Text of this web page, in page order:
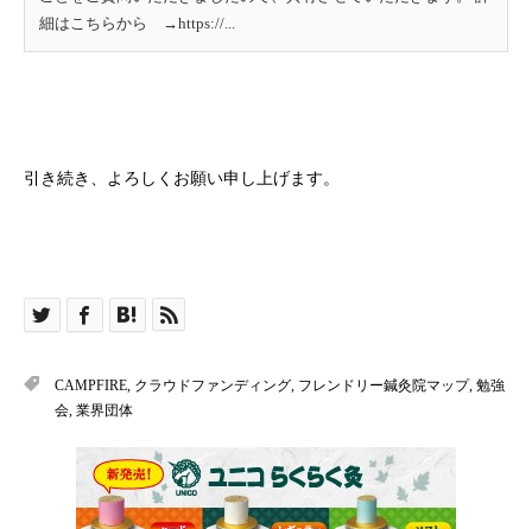
細はこちらから →https://...
引き続き、よろしくお願い申し上げます。
CAMPFIRE クラウドファンディング フレンドリー鍼灸院マップ, 勉強
会 業界団体